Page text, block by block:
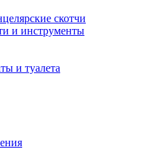
скотчи
и инструменты
и туалета